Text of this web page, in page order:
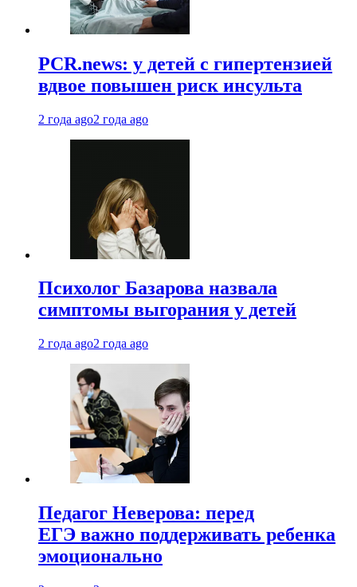
PCR.news: у детей с гипертензией
вдвое повышен риск инсульта
2 года ago2 года ago
Психолог Базарова назвала
симптомы выгорания у детей
2 года ago2 года ago
Педагог Неверова: перед
ЕГЭ важно поддерживать ребенка
эмоционально